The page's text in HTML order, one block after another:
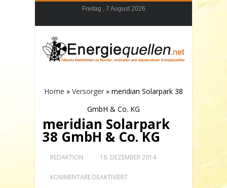
Freitag , 7 August 2026
Home » Versorger » meridian Solarpark 38
GmbH & Co. KG
meridian Solarpark
38 GmbH & Co. KG
REDAKTION 18. DEZEMBER 2014
KOMMENTARE DEAKTIVIERTFÜR